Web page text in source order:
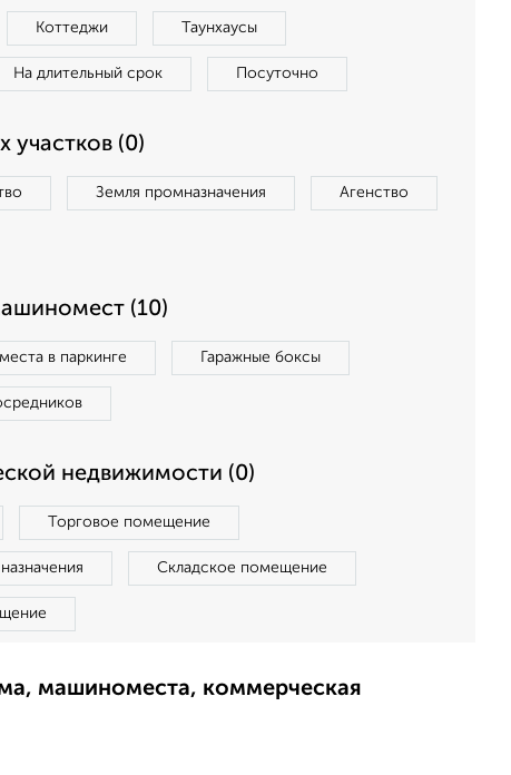
Коттеджи Таунхаусы
На длительный срок Посуточно
участков (0)
Земля промназначения Агенство
(10)
в паркинге Гаражные боксы
недвижимости (0)
Торговое помещение
Складское помещение
машиноместа, коммерческая